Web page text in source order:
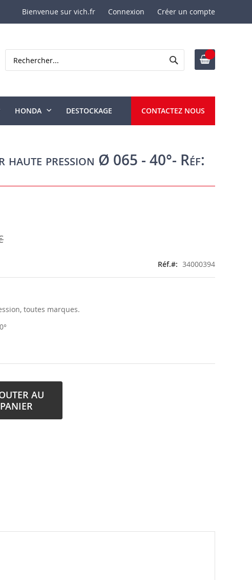
Bienvenue sur vich.fr Connexion Créer un compte
Rechercher
HONDA DESTOCKAGE CONTACTEZ NOUS
haute pression Ø 065 - 40°- Réf:
Réf. 34000394
toutes marques.
AU
PANIER